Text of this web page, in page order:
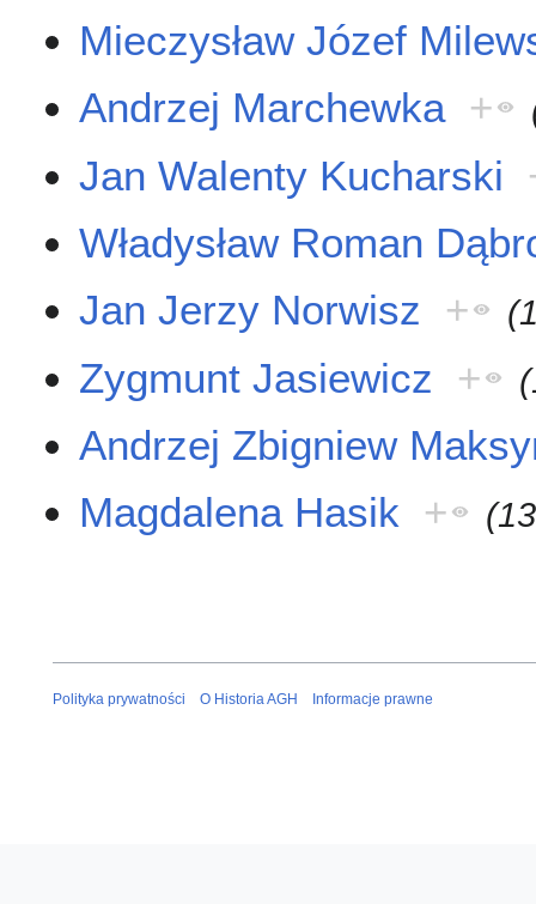
Mieczysław Józef
Andrzej Marchewka +
Jan Walenty Kucharski
Władysław Roman
Jan Jerzy Norwisz
+
Zygmunt Jasiewicz +
Andrzej Zbigniew
Magdalena Hasik +
Polityka prywatności O Historia AGH Informacje prawne